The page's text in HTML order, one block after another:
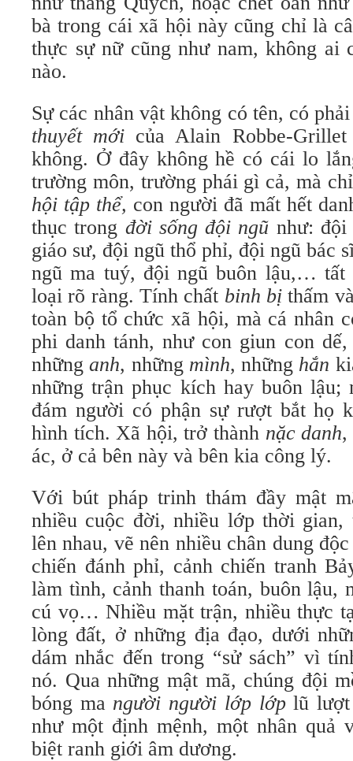
bà trong cái xã hội này cũng chỉ là
thực sự nữ cũng như nam, không ai
nào.
Sự các nhân vật không có tên, có
thuyết mới của Alain Robbe-
không. Ở đây không hề có cái lo
trường môn, trường phái gì cả, mà
hội tập thể, con người đã mất hết
thục trong đời sống đội ngũ như: đội
giáo sư, đội ngũ thổ phỉ, đội ngũ bác
ngũ ma tuý, đội ngũ buôn lậu,… tất
loại rõ ràng. Tính chất binh bị thấm
toàn bộ tổ chức xã hội, mà cá nhân
phi danh tánh, như con giun con
nhữnganh, những mình, những hắn
những trận phục kích hay buôn lậu;
đám người có phận sự rượt bắt họ
hình tích. Xã hội, trở thành nặc danh,
ác, ở cả bên này và bên kia công lý.
Với bút pháp trinh thám đầy mật
nhiều cuộc đời, nhiều lớp thời gian,
lên nhau, vẽ nên nhiều chân dung
chiến đánh phỉ, cảnh chiến tranh
làm tình, cảnh thanh toán, buôn lậu,
cú vọ… Nhiều mặt trận, nhiều thực
lòng đất, ở những địa đạo, dưới
dám nhắc đến trong “sử sách” vì
nó. Qua những mật mã, chúng đội
bóng ma người người lớp lớplũ lượt
như một định mệnh, một nhân quả
biệt ranh giới âm dương.